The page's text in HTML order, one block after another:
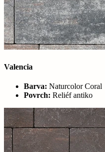
Valencia
Barva: Naturcolor Coral
Povrch: Reliéf antiko